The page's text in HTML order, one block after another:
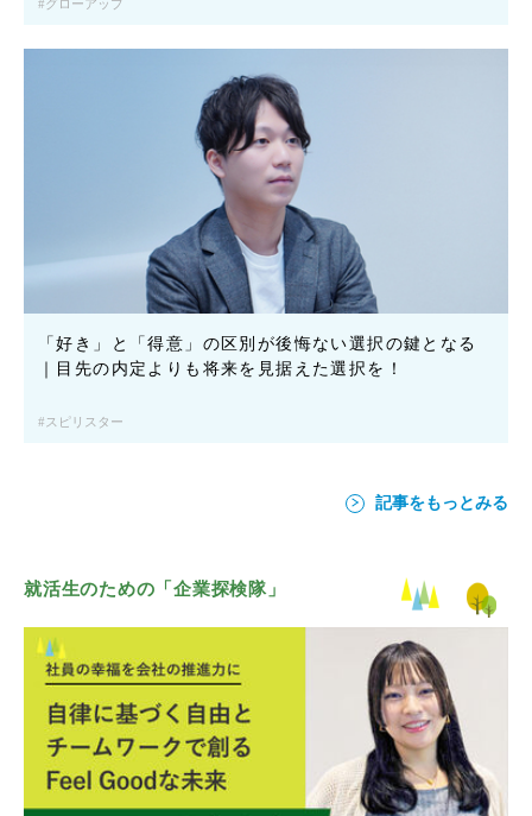
グローアップ
「好き」と「得意」の区別が後悔ない選択の鍵となる
｜目先の内定よりも将来を見据えた選択を！
スピリスター
記事をもっとみる
就活生のための「企業探検隊」